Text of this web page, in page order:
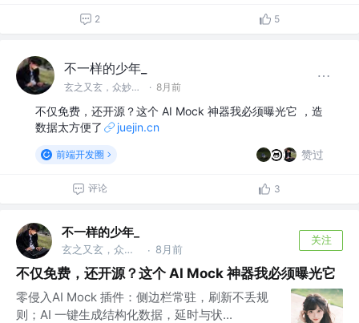
2 5
不一样的少年_
玄之又玄，众妙之门 · 8月前
不仅免费，还开源？这个 AI Mock 神器我必须曝光它 ，造
数据太方便了
juejin.cn
前端开发圈 赞过
评论 3
不一样的少年_
玄之又玄，众妙之门 · 8月前
关注
不仅免费，还开源？这个 AI Mock 神器我必须曝光它
零侵入AI Mock 插件：侧边栏常驻，刷新不丢规
则；AI 一键生成结构化数据，延时与状...